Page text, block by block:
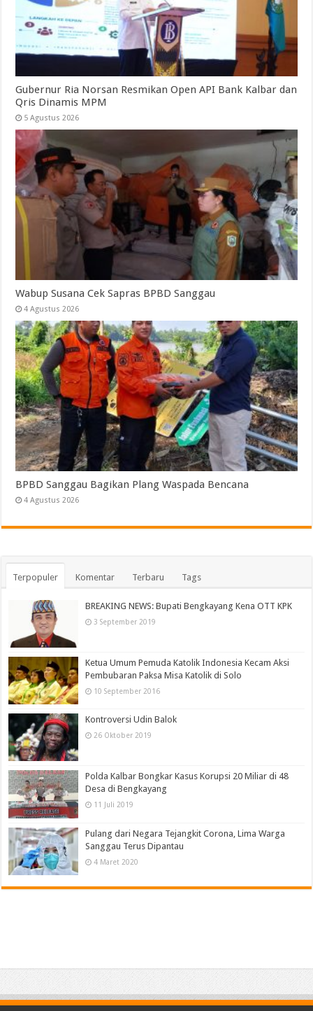
Gubernur Ria Norsan Resmikan Open API Bank Kalbar dan
Qris Dinamis MPM
5 Agustus 2026
Wabup Susana Cek Sapras BPBD Sanggau
4 Agustus 2026
BPBD Sanggau Bagikan Plang Waspada Bencana
4 Agustus 2026
Terpopuler Komentar Terbaru Tags
BREAKING NEWS: Bupati Bengkayang Kena OTT KPK
3 September 2019
Ketua Umum Pemuda Katolik Indonesia Kecam Aksi
Pembubaran Paksa Misa Katolik di Solo
10 September 2016
Kontroversi Udin Balok
26 Oktober 2019
Polda Kalbar Bongkar Kasus Korupsi 20 Miliar di 48
Desa di Bengkayang
11 Juli 2019
Pulang dari Negara Tejangkit Corona, Lima Warga
Sanggau Terus Dipantau
4 Maret 2020